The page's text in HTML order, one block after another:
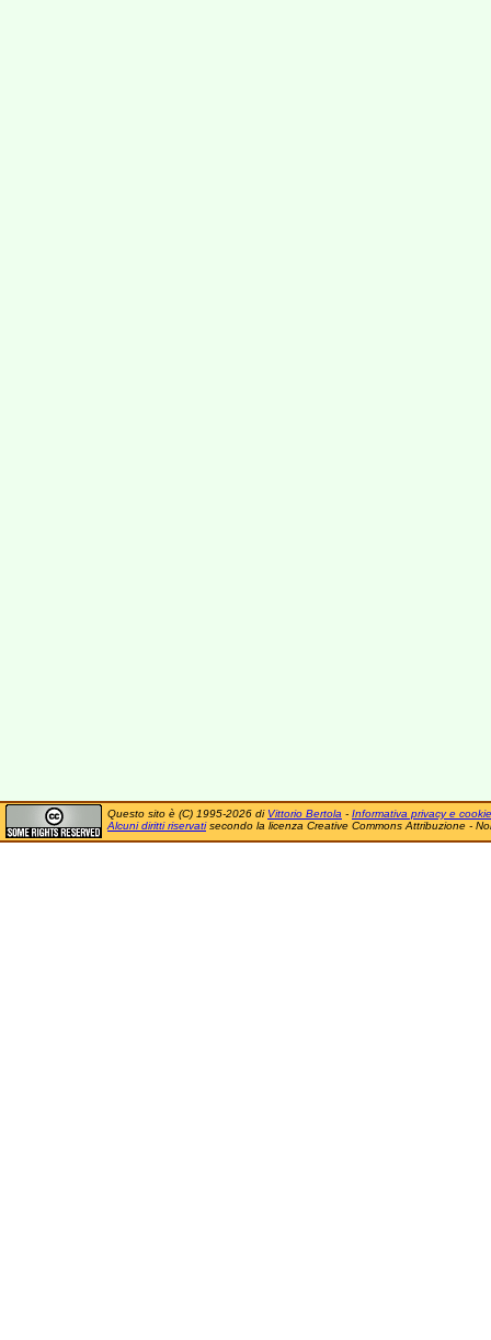
Questo sito è (C) 1995-2026 di Vittorio Bertola - Informativa privacy e cookie
Alcuni diritti riservatisecondo la licenza Creative Commons Attribuzione -